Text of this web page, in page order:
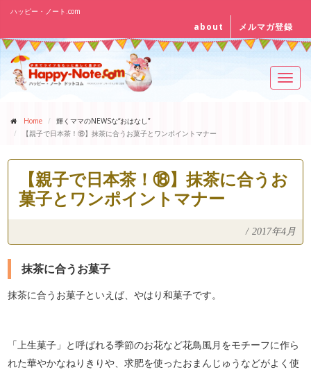
ハッピー・ノート.com
about メルマガ登録
Home
輝くママのNEWSな“おはなし”
【親子で日本茶！⑱】抹茶に合うお菓子とワンポイントマナー
【親子で日本茶！⑱】抹茶に合うお
菓子とワンポイントマナー
/ 2017年4月
抹茶に合うお菓子
抹茶に合うお菓子といえば、やはり和菓子です。
「上生菓子」と呼ばれる季節のお花など花鳥風月をモチーフに作ら
れた華やかなねりきりや、求肥を使ったおまんじゅうなどがよく使